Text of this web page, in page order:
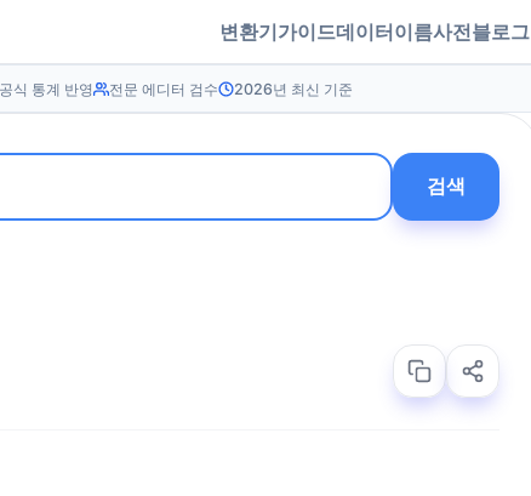
변환기가이드데이터이름사전블로그
식 통계 반영 전문 에디터 검수 2026년 최신 기준
검색